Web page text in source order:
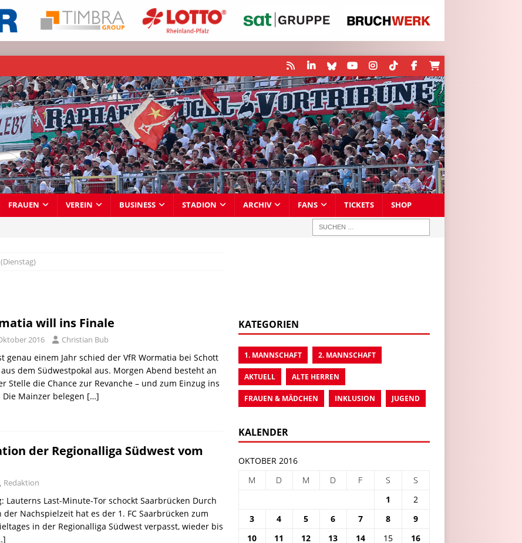
FRAUEN VEREIN BUSINESS STADION ARCHIV FANS TICKETS SHOP
will ins Finale
2016 Christian Bub
genau einem Jahr schied der VfR Wormatia bei Schott
dem Südwestpokal aus. Morgen Abend besteht an
Stelle die Chance zur Revanche – und zum Einzug ins
Die Mainzer belegen […]
der Regionalliga Südwest vom
Redaktion
Lauterns Last-Minute-Tor schockt Saarbrücken Durch
Nachspielzeit hat es der 1. FC Saarbrücken zum
in der Regionalliga Südwest verpasst, wieder bis
KATEGORIEN
1. MANNSCHAFT 2. MANNSCHAFT
AKTUELL ALTE HERREN
FRAUEN & MÄDCHEN INKLUSION JUGEND
KALENDER
OKTOBER 2016
M
D M D F S
S
1
2
3
4 5 6 7 8
9
10
11 12 13 14 15
16